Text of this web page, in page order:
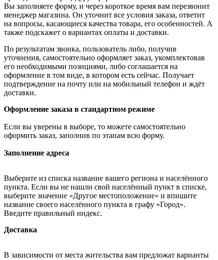
Вы заполняете форму, и через короткое время вам перезвонит
менеджер магазина. Он уточнит все условия заказа, ответит
на вопросы, касающиеся качества товара, его особенностей. А
также подскажет о вариантах оплаты и доставки.
По результатам звонка, пользователь либо, получив
уточнения, самостоятельно оформляет заказ, укомплектовав
его необходимыми позициями, либо соглашается на
оформление в том виде, в котором есть сейчас. Получает
подтверждение на почту или на мобильный телефон и ждёт
доставки.
Оформление заказа в стандартном режиме
Если вы уверены в выборе, то можете самостоятельно
оформить заказ, заполнив по этапам всю форму.
Заполнение адреса
Выберите из списка название вашего региона и населённого
пункта. Если вы не нашли свой населённый пункт в списке,
выберите значение «Другое местоположение» и впишите
название своего населённого пункта в графу «Город».
Введите правильный индекс.
Доставка
В зависимости от места жительства вам предложат варианты